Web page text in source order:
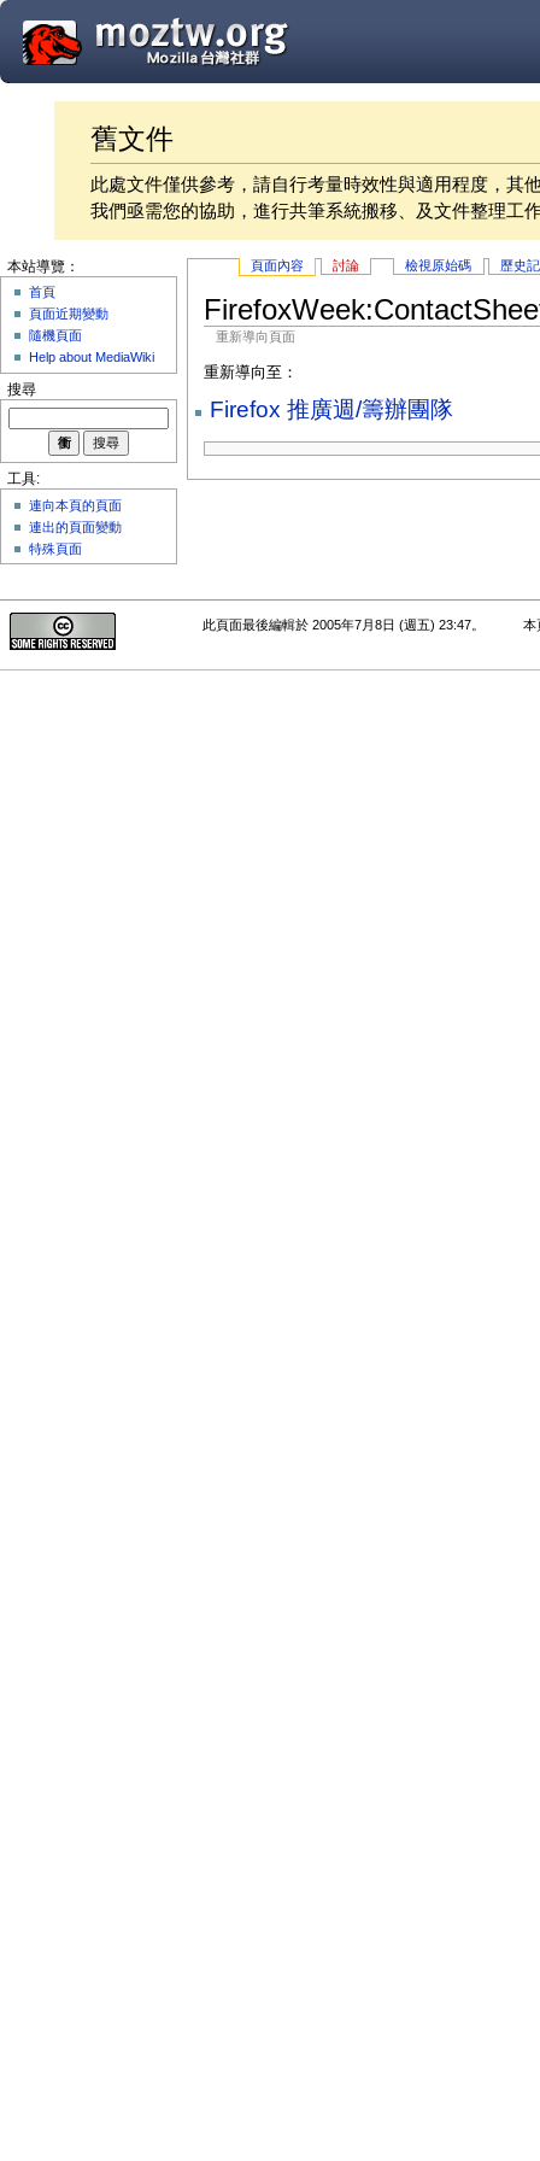
舊文件
此處文件僅供參考，請自行考量時效性與適用程度，其
我們亟需您的協助，進行共筆系統搬移、及文件整理工
頁面內容 討論 檢視原始碼 歷史
重新導向頁面
重新導向至：
Firefox 推廣週/籌辦團隊
本站導覽：
首頁
頁面近期變動
隨機頁面
Help about MediaWiki
搜尋
工具:
連向本頁的頁面
連出的頁面變動
特殊頁面
此頁面最後編輯於 2005年7月8日 (週五) 23:47。 本